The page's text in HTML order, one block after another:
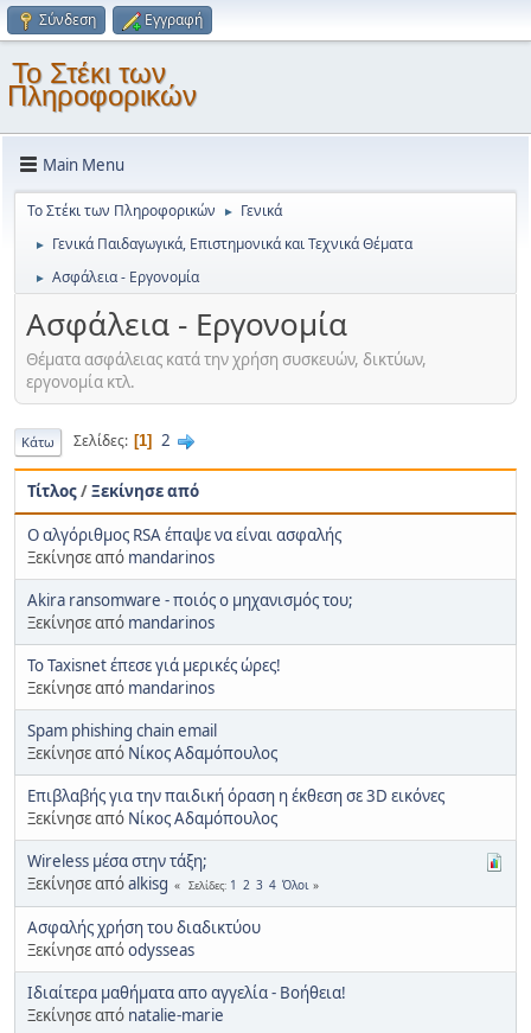
Σύνδεση Εγγραφή
Το Στέκι των
Πληροφορικών
Main Menu
Το Στέκι των Πληροφορικών ► Γενικά
► Γενικά Παιδαγωγικά, Επιστημονικά και Τεχνικά Θέματα
► Ασφάλεια - Εργονομία
Ασφάλεια - Εργονομία
Θέματα ασφάλειας κατά την χρήση συσκευών, δικτύων,
εργονομία κτλ.
Κάτω Σελίδες 1 2
Τίτλος/Ξεκίνησε από
Ο αλγόριθμος RSA έπαψε να είναι ασφαλής
Ξεκίνησε από mandarinos
Akira ransomware - ποιός ο μηχανισμός του;
Ξεκίνησε από mandarinos
Το Taxisnet έπεσε γιά μερικές ώρες!
Ξεκίνησε από mandarinos
Spam phishing chain email
Ξεκίνησε από Νίκος Αδαμόπουλος
Επιβλαβής για την παιδική όραση η έκθεση σε 3D εικόνες
Ξεκίνησε από Νίκος Αδαμόπουλος
Wireless μέσα στην τάξη;
Ξεκίνησε απόalkisg Σελίδες 1 2 3 4 Όλοι
Ασφαλής χρήση του διαδικτύου
Ξεκίνησε απόodysseas
Ιδιαίτερα μαθήματα απο αγγελία - Βοήθεια!
Ξεκίνησε από natalie-marie